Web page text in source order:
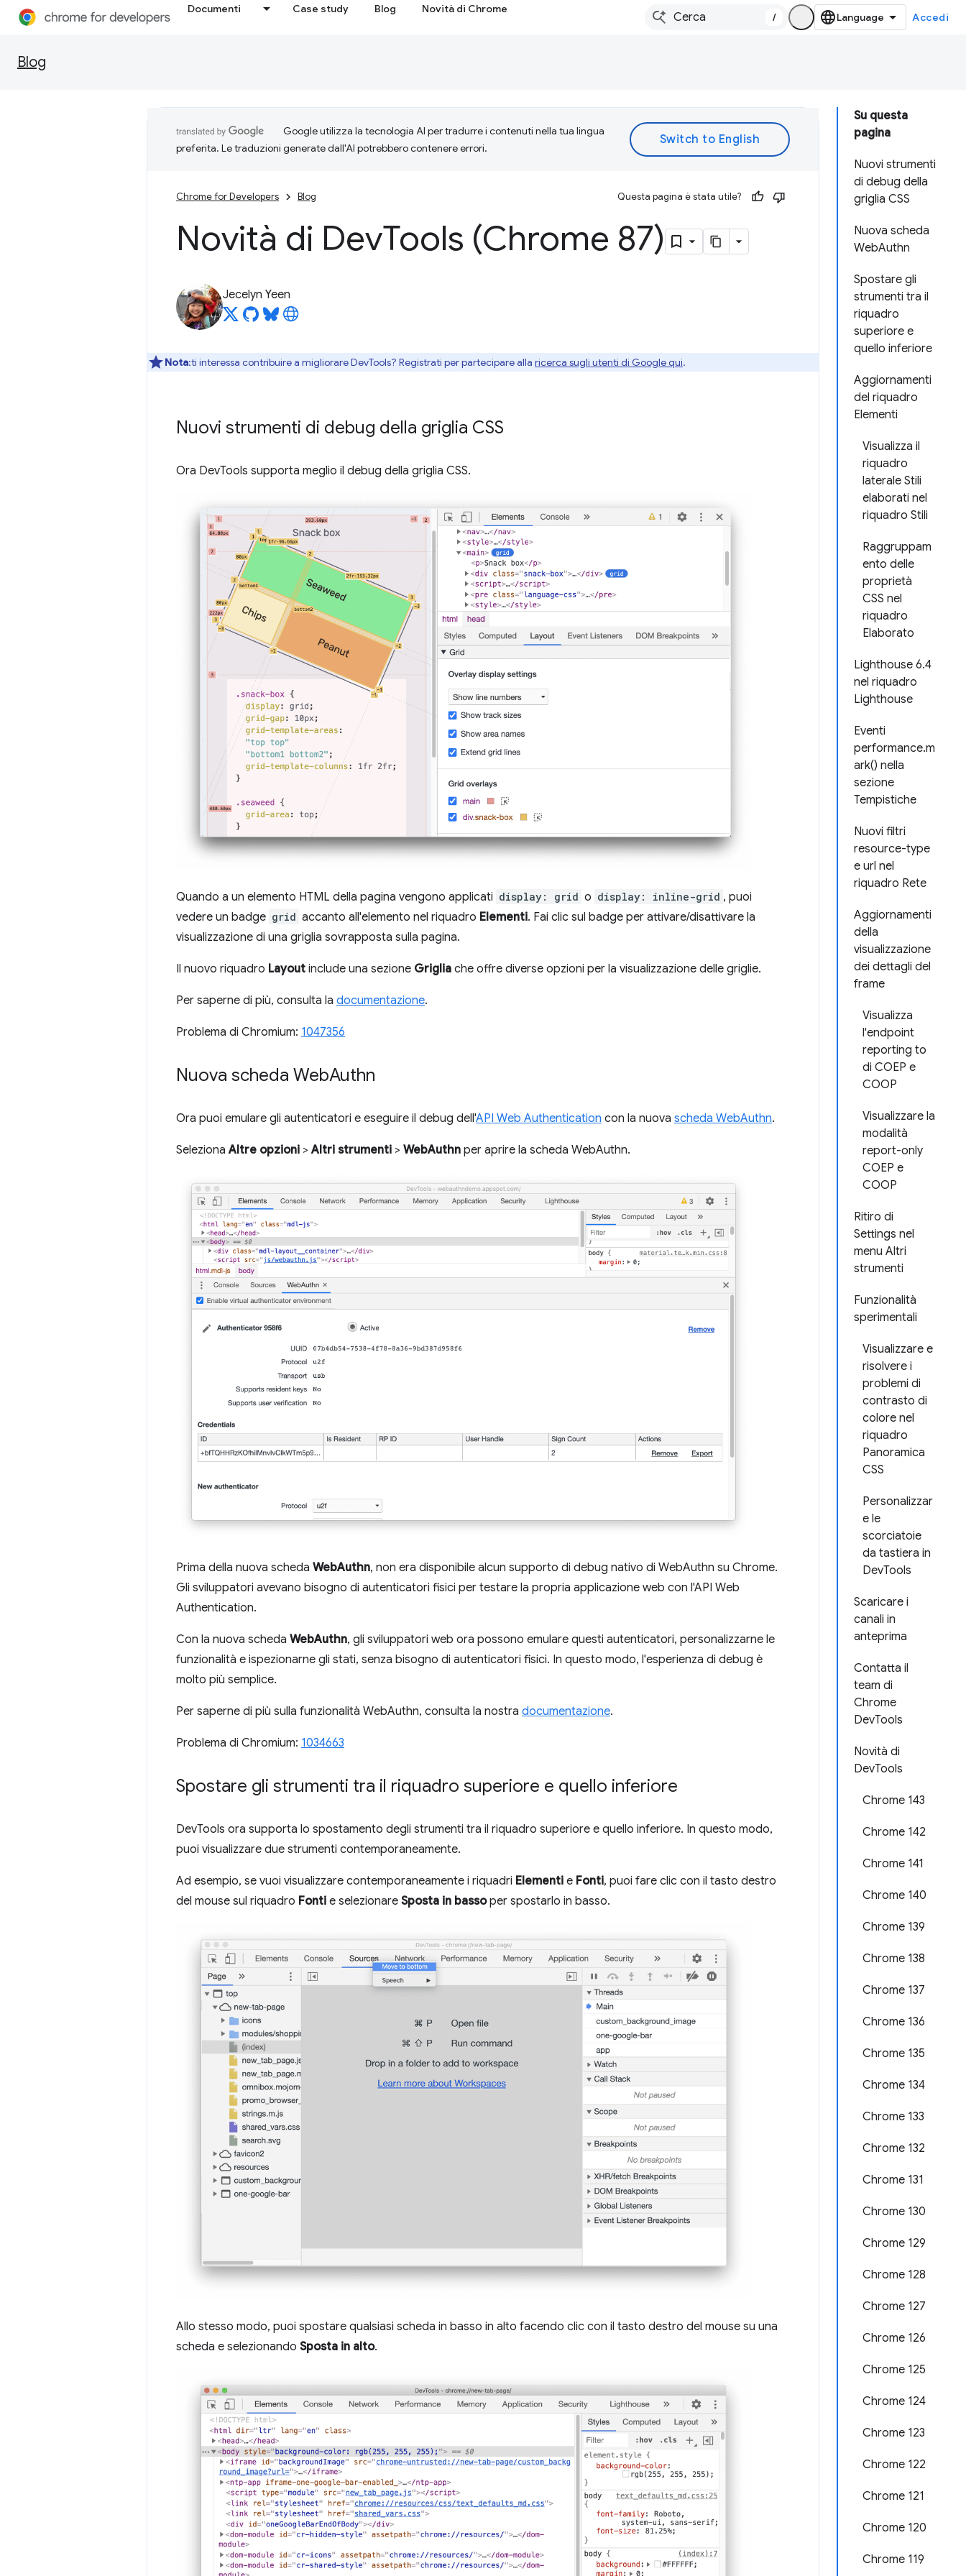
Documenti Case study Blog Novità di Chrome
/ Accedi
Blog
Su questa
pagina
Nuovi strumenti
di debug della
griglia CSS
Nuova scheda
WebAuthn
Spostare gli
strumenti tra il
riquadro
superiore e
quello inferiore
Aggiornamenti
del riquadro
Elementi
Visualizza il
riquadro
laterale Stili
elaborati nel
riquadro Stili
Raggruppam
ento delle
proprietà
CSS nel
riquadro
Elaborato
Lighthouse 6.4
nel riquadro
Lighthouse
Eventi
performance.m
ark() nella
sezione
Tempistiche
Nuovi filtri
resource-type
e url nel
riquadro Rete
Aggiornamenti
della
visualizzazione
dei dettagli del
frame
Visualizza
l'endpoint
reporting to
di COEP e
COOP
Visualizzare la
modalità
report-only
COEP e
COOP
Ritiro di
Settings nel
menu Altri
strumenti
Funzionalità
sperimentali
Visualizzare e
risolvere i
problemi di
contrasto di
colore nel
riquadro
Panoramica
CSS
Personalizzar
e le
scorciatoie
da tastiera in
DevTools
Scaricare i
canali in
anteprima
Contatta il
team di
Chrome
DevTools
Novità di
DevTools
Chrome 143
Chrome 142
Chrome 141
Chrome 140
Chrome 139
Chrome 138
Chrome 137
Chrome 136
Chrome 135
Chrome 134
Chrome 133
Chrome 132
Chrome 131
Chrome 130
Chrome 129
Chrome 128
Chrome 127
Chrome 126
Chrome 125
Chrome 124
Chrome 123
Chrome 122
Chrome 121
Chrome 120
Chrome 119
Google utilizza la tecnologia AI per tradurre i contenuti nella tua lingua
preferita. Le traduzioni generate dall'AI potrebbero contenere errori.
Chrome for Developers Blog Questa pagina è stata utile?
Novità di DevTools (Chrome 87)
Jecelyn Yeen
Nota:ti interessa contribuire a migliorare DevTools? Registrati per partecipare alla ricerca sugli utenti di Google qui.
Nuovi strumenti di debug della griglia CSS
Ora DevTools supporta meglio il debug della griglia CSS.
Quando a un elemento HTML della pagina vengono applicati display: grid o display: inline-grid , puoi
vedere un badge grid accanto all'elemento nel riquadro Elementi. Fai clic sul badge per attivare/disattivare la
visualizzazione di una griglia sovrapposta sulla pagina.
Il nuovo riquadro Layout include una sezione Griglia che offre diverse opzioni per la visualizzazione delle griglie.
Per saperne di più, consulta la documentazione.
Problema di Chromium: 1047356
Nuova scheda WebAuthn
Ora puoi emulare gli autenticatori e eseguire il debug dell'API Web Authentication con la nuova scheda WebAuthn.
SelezionaAltre opzioni >Altri strumenti > WebAuthn per aprire la scheda WebAuthn.
Prima della nuova scheda WebAuthn, non era disponibile alcun supporto di debug nativo di WebAuthn su Chrome.
Gli sviluppatori avevano bisogno di autenticatori fisici per testare la propria applicazione web con l'API Web
Authentication.
Con la nuova scheda WebAuthn, gli sviluppatori web ora possono emulare questi autenticatori, personalizzarne le
funzionalità e ispezionarne gli stati, senza bisogno di autenticatori fisici. In questo modo, l'esperienza di debug è
molto più semplice.
Per saperne di più sulla funzionalità WebAuthn, consulta la nostra documentazione.
Problema di Chromium: 1034663
Spostare gli strumenti tra il riquadro superiore e quello inferiore
DevTools ora supporta lo spostamento degli strumenti tra il riquadro superiore e quello inferiore. In questo modo,
puoi visualizzare due strumenti contemporaneamente.
Ad esempio, se vuoi visualizzare contemporaneamente i riquadri Elementi e Fonti, puoi fare clic con il tasto destro
del mouse sul riquadro Fonti e selezionare Sposta in bassoper spostarlo in basso.
Allo stesso modo, puoi spostare qualsiasi scheda in basso in alto facendo clic con il tasto destro del mouse su una
scheda e selezionando Sposta in alto.